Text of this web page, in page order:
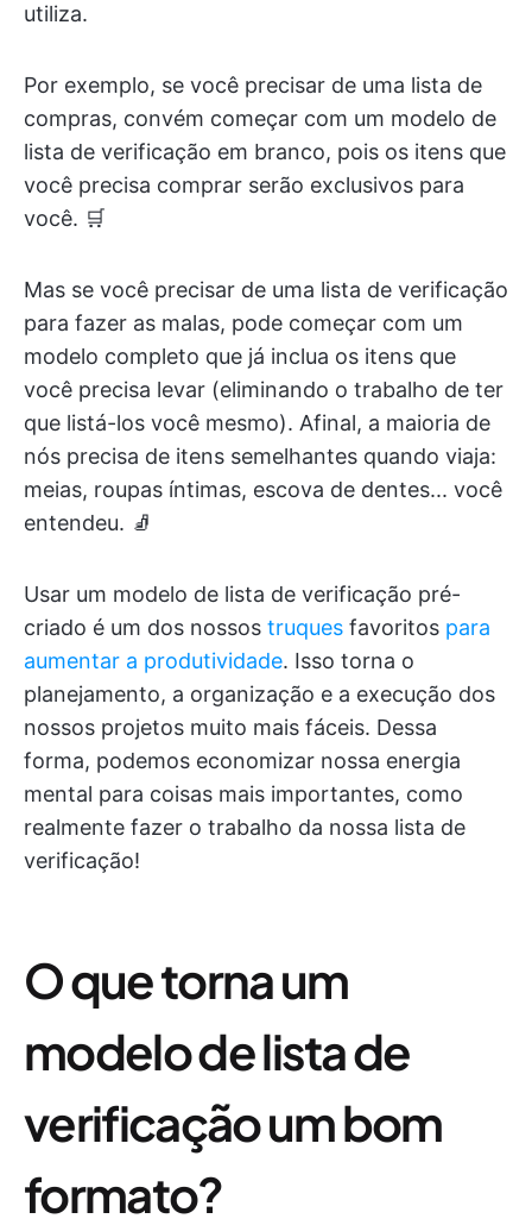
utiliza.
Por exemplo, se você precisar de uma lista de
compras, convém começar com um modelo de
lista de verificação em branco, pois os itens que
você precisa comprar serão exclusivos para
você. 🛒
Mas se você precisar de uma lista de verificação
para fazer as malas, pode começar com um
modelo completo que já inclua os itens que
você precisa levar (eliminando o trabalho de ter
que listá-los você mesmo). Afinal, a maioria de
nós precisa de itens semelhantes quando viaja:
meias, roupas íntimas, escova de dentes... você
entendeu. 🧦
Usar um modelo de lista de verificação pré-
criado é um dos nossos truques favoritos para
aumentar a produtividade. Isso torna o
planejamento, a organização e a execução dos
nossos projetos muito mais fáceis. Dessa
forma, podemos economizar nossa energia
mental para coisas mais importantes, como
realmente fazer o trabalho da nossa lista de
verificação!
O que torna um
modelo de lista de
verificação um bom
formato?